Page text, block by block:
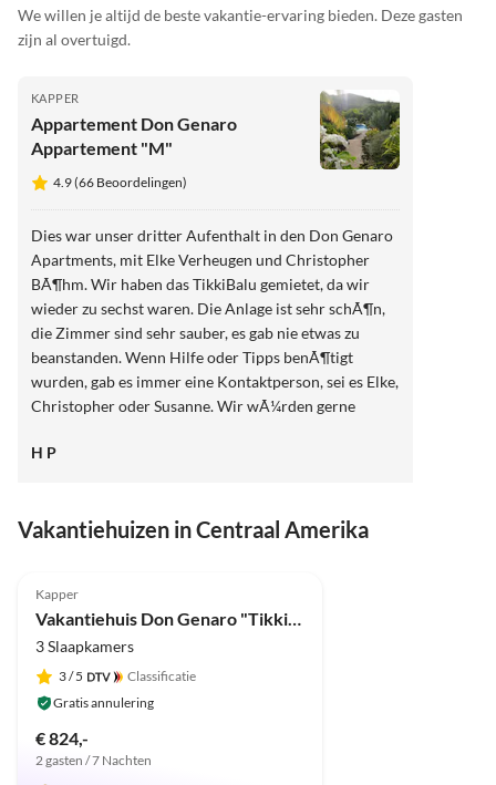
We willen je altijd de beste vakantie-ervaring bieden. Deze gasten
zijn al overtuigd.
KAPPER
Appartement Don Genaro
Appartement "M"
4.9 (66 Beoordelingen)
Dies war unser dritter Aufenthalt in den Don Genaro
Apartments, mit Elke Verheugen und Christopher
BÃ¶hm. Wir haben das TikkiBalu gemietet, da wir
wieder zu sechst waren. Die Anlage ist sehr schÃ¶n,
die Zimmer sind sehr sauber, es gab nie etwas zu
beanstanden. Wenn Hilfe oder Tipps benÃ¶tigt
wurden, gab es immer eine Kontaktperson, sei es Elke,
Christopher oder Susanne. Wir wÃ¼rden gerne
H P
Vakantiehuizen in Centraal Amerika
Kapper
Vakantiehuis Don Genaro "Tikki Balu"
3 Slaapkamers
3/ 5
Classificatie
Gratis annulering
€ 824,-
2 gasten / 7 Nachten